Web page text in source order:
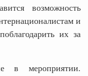
возможность
и
их за
в мероприятии.